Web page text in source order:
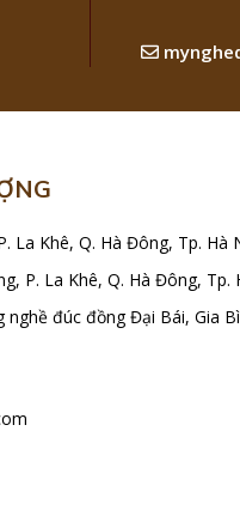
La Khê, Q. Hà Đông, Tp. Hà
P. La Khê, Q. Hà Đông, Tp.
nghề đúc đồng Đại Bái, Gia